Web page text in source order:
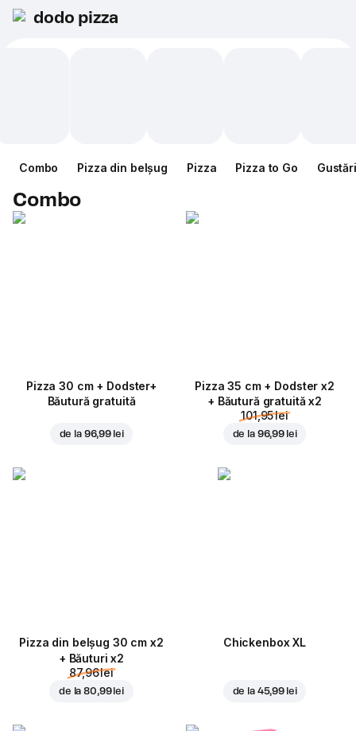
dodo pizza
Combo Pizza din belșug Pizza Pizza to Go Gustări
Combo
Pizza 30 cm + Dodster+
Băutură gratuită
de la 96,99 lei
Pizza 35 cm + Dodster x2
+ Băutură gratuită x2
101,95 lei
de la 96,99 lei
Pizza din belșug 30 cm x2
+ Băuturi x2
87,96 lei
de la80,99 lei
Chickenbox XL
de la 45,99 lei